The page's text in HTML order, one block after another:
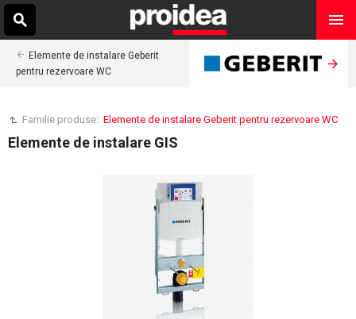
Elemente de instalare Geberit
pentru rezervoare WC
Familie produse: Elemente de instalare Geberit pentru rezervoare WC
Elemente de instalare GIS